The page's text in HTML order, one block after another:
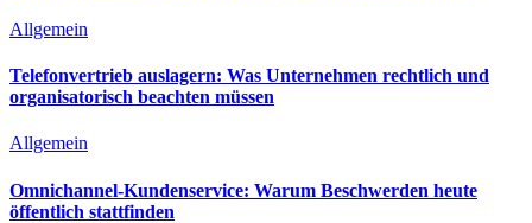
Allgemein
Telefonvertrieb auslagern: Was Unternehmen rechtlich und
organisatorisch beachten müssen
Allgemein
Omnichannel-Kundenservice: Warum Beschwerden heute
öffentlich stattfinden